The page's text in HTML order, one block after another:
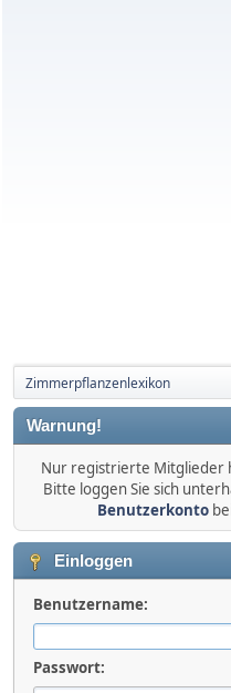
Zimmerpflanzenlexikon
Warnung!
Nur registrierte Mitglieder
Bitte loggen Sie sich
Benutzerkonto
Einloggen
Benutzername:
Passwort: